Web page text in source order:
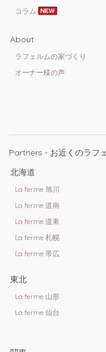
コラム
About
ラフェルムの家づくり
オーナー様の声
Partners - お近くのラフ
北海道
La ferme 旭川
La ferme 道南
La ferme 道東
La ferme 札幌
La ferme 帯広
東北
La ferme 山形
La ferme 仙台